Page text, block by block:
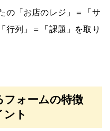
の「お店のレジ」＝「サ
行列」＝「課題」を取り
フォームの特徴
ント